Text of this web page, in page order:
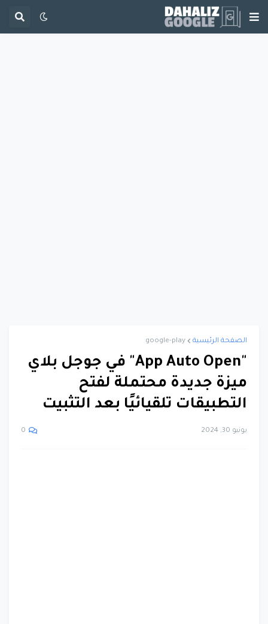
الصفحة الرئيسية google-play
"App Auto Open" في جوجل بلاي
ميزة جديدة محتملة لفتح
التطبيقات تلقيائيًا بعد التثبيت
يونيو 30, 2024 0